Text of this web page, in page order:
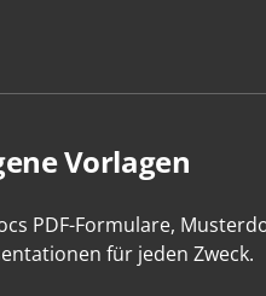
Vorlagen
PDF-Formulare,
für jeden Zweck.